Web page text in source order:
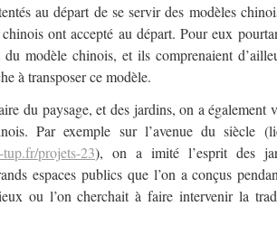
au départ de se servir des modèles
ont accepté au départ. Pour eux
du modèle chinois, et ils comprenaient
à transposer ce modèle.
du paysage, et des jardins, on a également
Par exemple sur l’avenue du siècle
projets-23), on a imité l’esprit des
espaces publics que l’on a conçus
ou l’on cherchait à faire intervenir la